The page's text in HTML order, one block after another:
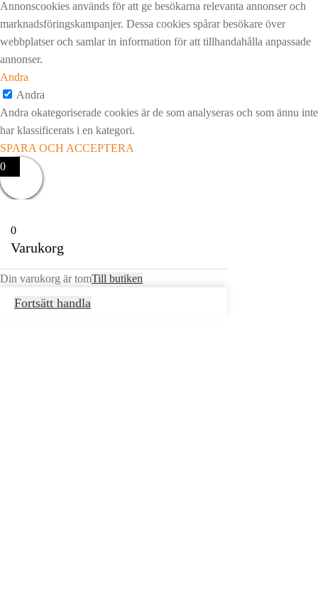
Annonscookies används för att ge besökarna relevanta annonser och
marknadsföringskampanjer. Dessa cookies spårar besökare över
webbplatser och samlar in information för att tillhandahålla anpassade
annonser.
Andra
Andra
Andra okategoriserade cookies är de som analyseras och som ännu inte
har klassificerats i en kategori.
SPARA OCH ACCEPTERA
0
0
Varukorg
Din varukorg är tomTill butiken
Fortsätt handla